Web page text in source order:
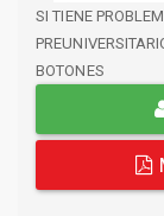
SI TIENE
BOTONES